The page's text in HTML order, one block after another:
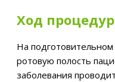
Ход
На подготовительном
ротовую полость
заболевания